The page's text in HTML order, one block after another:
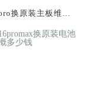
换原装主板维修